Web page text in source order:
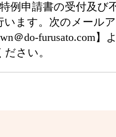
例申請書の受付及び
ます。次のメール
＠do-furusato.com】
さい。